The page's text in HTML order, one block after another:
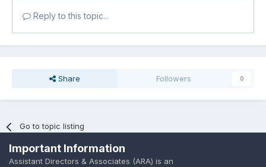
Reply to this topic...
Share Followers 0
Go to topic listing
Important Information
Assistant Directors & Associates (ARA) is an